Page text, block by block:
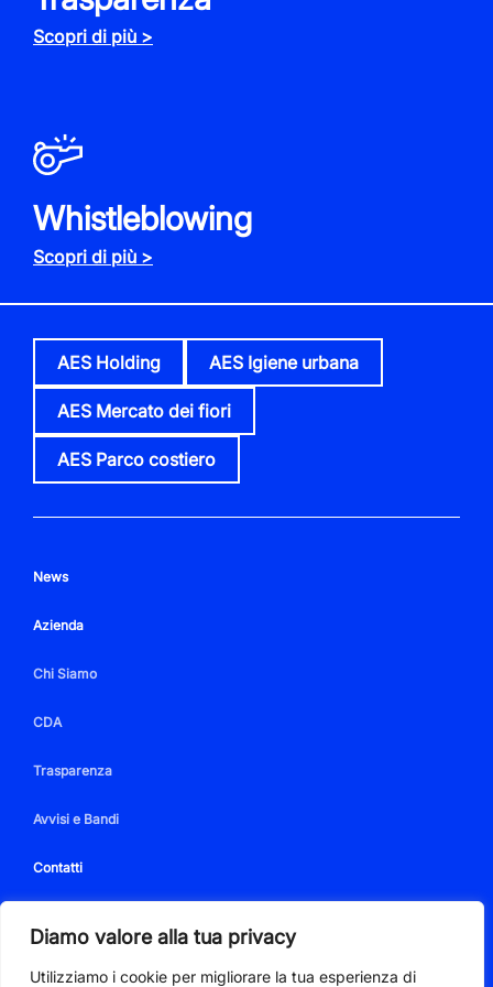
Diamo valore alla tua privacy
Utilizziamo i cookie per migliorare la tua esperienza di
Scopri di più >
Whistleblowing
Scopri di più >
AES Holding AES Igiene urbana
AES Mercato dei fiori
AES Parco costiero
News
Azienda
Chi Siamo
CDA
Trasparenza
Avvisi e Bandi
Contatti